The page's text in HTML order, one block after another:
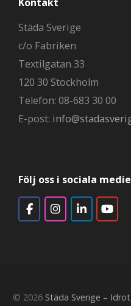
Städa Sverige
c/o Fabriken
Textilgatan 33
120 30 Stockholm
Telefon: 08-683 30 00
E-post:
Följ oss i sociala
© 2026 Städa Sverige –